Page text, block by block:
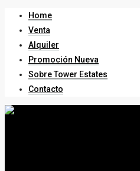
Home
Venta
Alquiler
Promoción Nueva
Sobre Tower Estates
Contacto